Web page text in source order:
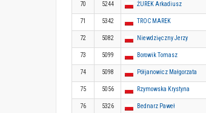
70 5244 ŻUREK Arkadiusz
71 5342 TROC MAREK
72 5082 Niewdzięczny Jerzy
73 5099 Borowik Tomasz
74 5098 Półjanowicz Małgorzata
75 5056 Rzymowska Krystyna
76 5326 Bednarz Paweł